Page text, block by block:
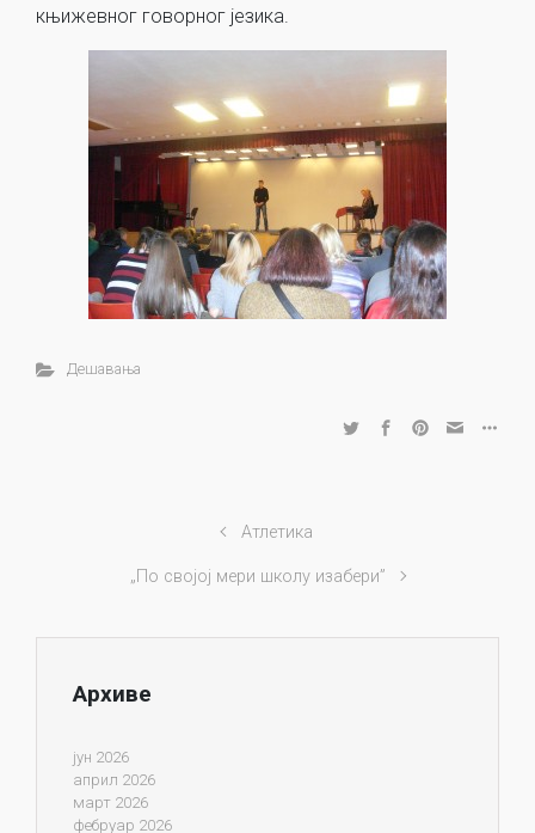
књижевног говорног језика.
Дешавања
Атлетика
„По својој мери школу изабери”
Архиве
јун 2026
април 2026
март 2026
фебруар 2026